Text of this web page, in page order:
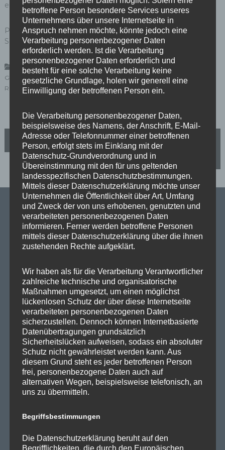
erfolgen! “
Planungsbüro: Link
SenUVK:Link
Aktuelles,Heiligensee, Pressemeldungen,Reinickendorf
Gräben,Grabensystem ,Havel,Heiligensee,Müller-Kalchreuth
Regenentwässerung ,SenUVK
i
Mäckeritzwiesen: Bebauungsplanverfahren soll
weitergehen
Böllern wird endlich eingeschränkt!
SPD Links
SPD Deutschland
SPD Bundestragsfraktion
SPD Berlin
SPD Fraktion Berlin
SPD Reinickendorf
SPD Fraktion in der BVV
SPD Berliner Mitte
betroffene Person besondere Services unseres
Unternehmens über unsere Internetseite in
Anspruch nehmen möchte, könnte jedoch eine
Verarbeitung personenbezogener Daten
erforderlich werden. Ist die Verarbeitung
personenbezogener Daten erforderlich und
besteht für eine solche Verarbeitung keine
gesetzliche Grundlage, holen wir generell eine
Einwilligung der betroffenen Person ein.
Die Verarbeitung personenbezogener Daten,
beispielsweise des Namens, der Anschrift, E-Mail-
Adresse oder Telefonnummer einer betroffenen
Person, erfolgt stets im Einklang mit der
Datenschutz-Grundverordnung und in
Übereinstimmung mit den für uns geltenden
landesspezifischen Datenschutzbestimmungen.
Mittels dieser Datenschutzerklärung möchte unser
Unternehmen die Öffentlichkeit über Art, Umfang
und Zweck der von uns erhobenen, genutzten und
verarbeiteten personenbezogenen Daten
informieren. Ferner werden betroffene Personen
mittels dieser Datenschutzerklärung über die ihnen
zustehenden Rechte aufgeklärt.
Wir haben als für die Verarbeitung Verantwortlicher
zahlreiche technische und organisatorische
Maßnahmen umgesetzt, um einen möglichst
lückenlosen Schutz der über diese Internetseite
verarbeiteten personenbezogenen Daten
sicherzustellen. Dennoch können Internetbasierte
Datenübertragungen grundsätzlich
Sicherheitslücken aufweisen, sodass ein absoluter
Schutz nicht gewährleistet werden kann. Aus
diesem Grund steht es jeder betroffenen Person
frei, personenbezogene Daten auch auf
alternativen Wegen, beispielsweise telefonisch, an
uns zu übermitteln.
Begriffsbestimmungen
Die Datenschutzerklärung beruht auf den